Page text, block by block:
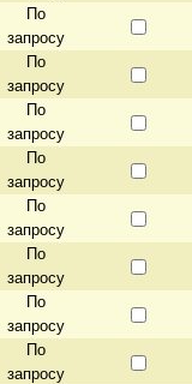
По
запросу
По
запросу
По
запросу
По
запросу
По
запросу
По
запросу
По
запросу
По
запросу